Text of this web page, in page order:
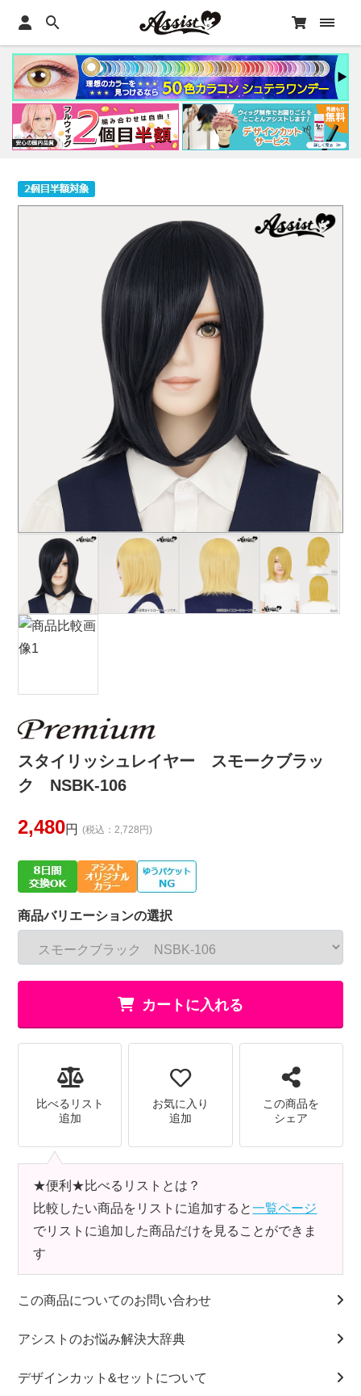
スタイリッシュレイヤー スモークブラッ
ク NSBK-106
2,480円 (税込：2,728円)
商品バリエーションの選択
カートに入れる
比べるリスト
追加
お気に入り
追加
この商品を
シェア
★便利★比べるリストとは？
比較したい商品をリストに追加すると一覧ページ
でリストに追加した商品だけを見ることができま
す
この商品についてのお問い合わせ
アシストのお悩み解決大辞典
デザインカット&セットについて